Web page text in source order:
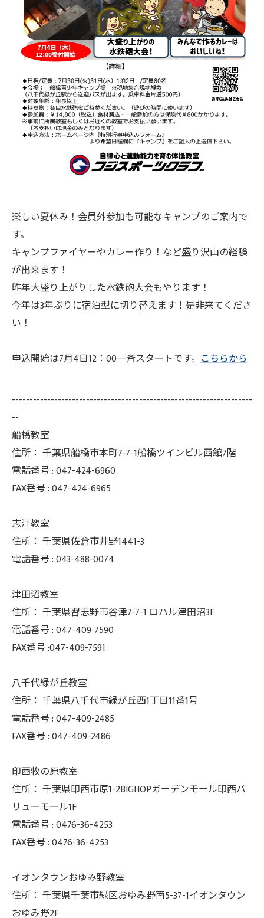
楽しい夏休み！会員外参加も可能なキャンプのご案内で
す。
キャンプファイヤーやカレー作り！など盛り沢山の経験
が出来ます！
昨年大盛り上がりした水鉄砲大会もやります！
今年は3年ぶりに宿泊型に切り替えます！是非来てくださ
い！
申込開始は7月4日12：00一斉スタートです。 こちらから
--------------------------------------------------------------------
--
船橋教室
住所： 千葉県船橋市本町7-7-1船橋ツインビル西館7階
電話番号 :047-424-6960
FAX番号 :047-424-6965
志津教室
住所： 千葉県佐倉市井野1441-3
電話番号 :043-488-0074
津田沼教室
住所： 千葉県習志野市谷津7-7-1 ロハル津田沼3F
電話番号 :047-409-7590
FAX番号 :047-409-7591
八千代緑が丘教室
住所： 千葉県八千代市緑が丘西1丁目11番1号
電話番号 :047-409-2485
FAX番号 :047-409-2486
印西牧の原教室
住所： 千葉県印西市原1-2BIGHOPガーデンモール印西バ
リューモール1F
電話番号 :0476-36-4253
FAX番号 :0476-36-4253
イオンタウンおゆみ野教室
住所： 千葉県千葉市緑区おゆみ野南5-37-1イオンタウン
おゆみ野2F